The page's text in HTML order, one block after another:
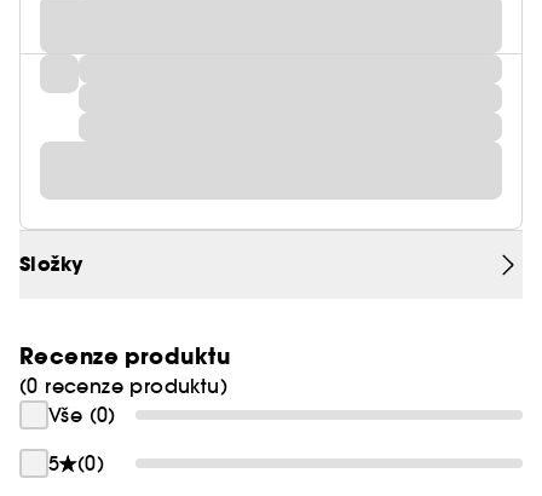
Složky
Recenze produktu
(0 recenze produktu)
Vše (0)
5
(0)